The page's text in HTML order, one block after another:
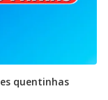
quentinhas